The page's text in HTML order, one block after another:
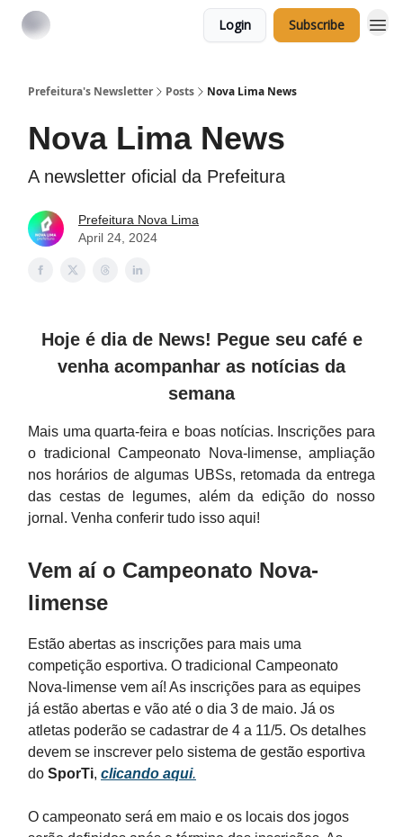
Login Subscribe
Prefeitura's Newsletter Posts Nova Lima News
Nova Lima News
A newsletter oficial da Prefeitura
Prefeitura Nova Lima
April 24, 2024
Hoje é dia de News! Pegue seu café e
venha acompanhar as notícias da
semana
Mais uma quarta-feira e boas notícias. Inscrições para
o tradicional Campeonato Nova-limense, ampliação
nos horários de algumas UBSs, retomada da entrega
das cestas de legumes, além da edição do nosso
jornal. Venha conferir tudo isso aqui!
Vem aí o Campeonato Nova-
limense
Estão abertas as inscrições para mais uma
competição esportiva. O tradicional Campeonato
Nova-limense vem aí! As inscrições para as equipes
já estão abertas e vão até o dia 3 de maio. Já os
atletas poderão se cadastrar de 4 a 11/5. Os detalhes
devem se inscrever pelo sistema de gestão esportiva
do SporTi, clicando aqui.
O campeonato será em maio e os locais dos jogos